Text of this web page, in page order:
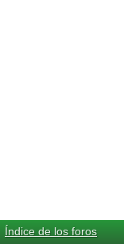
Índice de los foros